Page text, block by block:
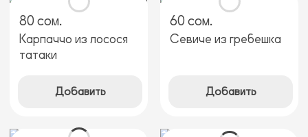
80 сом.
Карпаччо из лосося
татаки
Добавить
60 сом.
Севиче из гребешка
Добавить